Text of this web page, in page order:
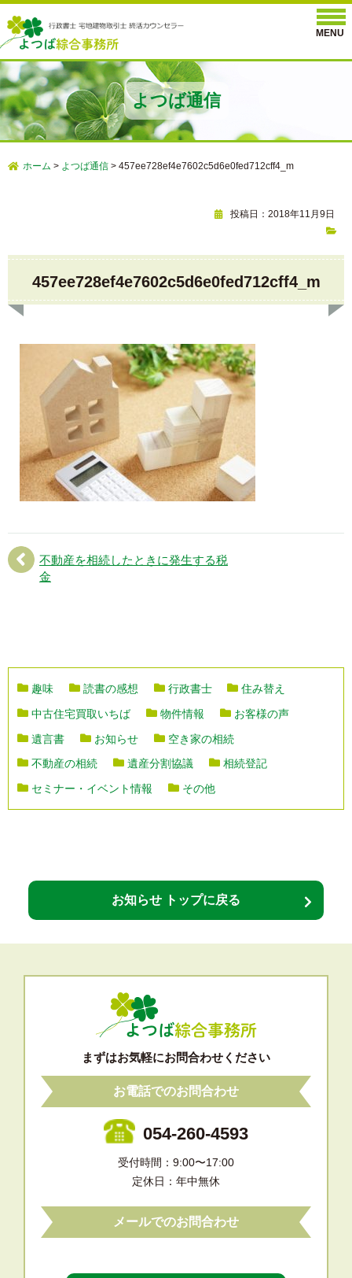
よつば通信
ホーム > よつば通信> 457ee728ef4e7602c5d6e0fed712cff4_m
投稿日：2018年11月9日
457ee728ef4e7602c5d6e0fed712cff4_m
不動産を相続したときに発生する税
金
趣味 読書の感想 行政書士
住み替え
中古住宅買取いちば
物件情報
お客様の声
遺言書
お知らせ
空き家の相続
不動産の相続
遺産分割協議
相続登記
セミナー・イベント情報
その他
お知らせ トップに戻る
まずはお気軽にお問合わせください
お電話でのお問合わせ
054-260-4593
受付時間：9:00〜17:00
定休日：年中無休
メールでのお問合わせ